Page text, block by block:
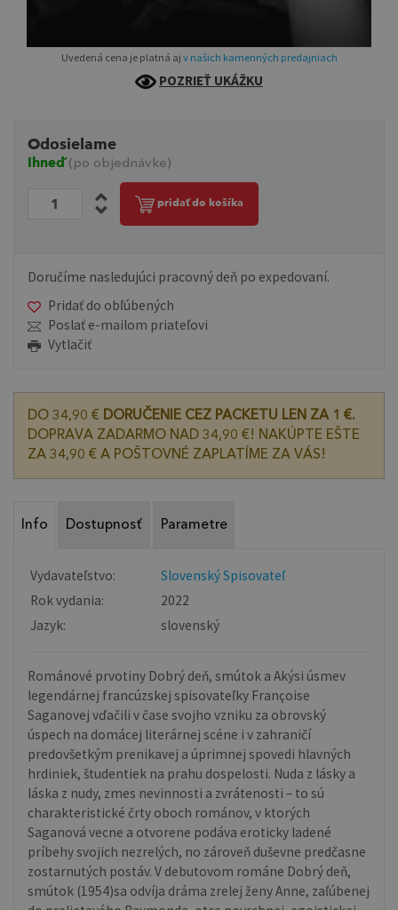
Uvedená cena je platná aj v našich kamenných predajniach
POZRIEŤ UKÁŽKU
Odosielame
Ihneď(po objednávke)
pridať do košíka
Doručíme nasledujúci pracovný deň po expedovaní.
Pridať do obľúbených
Poslať e-mailom priateľovi
Vytlačiť
DO 34,90 € DORUČENIE CEZ PACKETU LEN ZA 1 €.
DOPRAVA ZADARMO NAD 34,90 €! NAKÚPTE EŠTE
ZA 34,90 € A POŠTOVNÉ ZAPLATÍME ZA VÁS!
Info Dostupnosť Parametre
Vydavateľstvo:
Slovenský Spisovateľ
Rok vydania:
2022
Jazyk:
slovenský
Románové prvotiny Dobrý deň, smútok a Akýsi úsmev
legendárnej francúzskej spisovateľky Françoise
Saganovej vďačili v čase svojho vzniku za obrovský
úspech na domácej literárnej scéne i v zahraničí
predovšetkým prenikavej a úprimnej spovedi hlavných
hrdiniek, študentiek na prahu dospelosti. Nuda z lásky a
láska z nudy, zmes nevinnosti a zvrátenosti – to sú
charakteristické črty oboch románov, v ktorých
Saganová vecne a otvorene podáva eroticky ladené
príbehy svojich nezrelých, no zároveň duševne predčasne
zostarnutých postáv. V debutovom románe Dobrý deň,
smútok (1954)sa odvíja dráma zrelej ženy Anne, zaľúbenej